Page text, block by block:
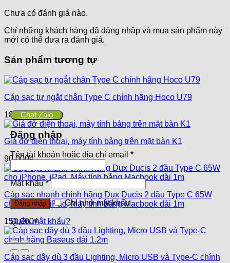
Chưa có đánh giá nào.
Chỉ những khách hàng đã đăng nhập và mua sản phẩm này
mới có thể đưa ra đánh giá.
Sản phẩm tương tự
Cáp sạc tự ngắt chân Type C chính hãng Hoco U79
180,000₫
Giá đỡ điện thoại, máy tính bảng trên mặt bàn K1
90,000₫
Cáp sạc nhanh chính hãng Dux Ducis 2 đầu Type C 65W
cho iPhone, iPad, Máy tính bảng Macbook dài 1m
150,000₫
Cáp sạc dây dù 3 đầu Lighting, Micro USB và Type-C chính
Chat Zalo
Đăng nhập
Tên tài khoản hoặc địa chỉ email *
Mật khẩu*
Đăng nhập Ghi nhớ mật khẩu
Quên mật khẩu?